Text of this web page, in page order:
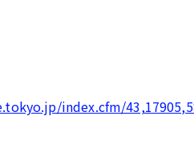
index.cfm/